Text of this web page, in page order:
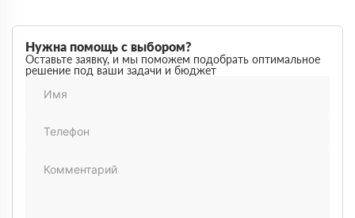
Максим
03 марта 2026
Немного запутался в видах утеплителей но помогли
разобратсья, менеджеры быстро связались и помогли
Заказывал утеплитель для дачи. Объем небольшой, но
отношение нормальное, наверное будем заказывать еще
Нужна помощь с выбором?
Оставьте заявку, и мы поможем подобрать оптимальное
решение под ваши задачи и бюджет